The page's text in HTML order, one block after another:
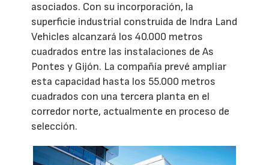
asociados. Con su incorporación, la
superficie industrial construida de Indra Land
Vehicles alcanzará los 40.000 metros
cuadrados entre las instalaciones de As
Pontes y Gijón. La compañía prevé ampliar
esta capacidad hasta los 55.000 metros
cuadrados con una tercera planta en el
corredor norte, actualmente en proceso de
selección.